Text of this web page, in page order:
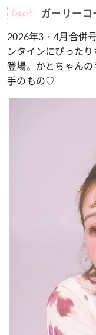
Check! ガーリーコ
2026年3・4月合併
ンタインにぴった
登場。かとちゃん
手のもの♡